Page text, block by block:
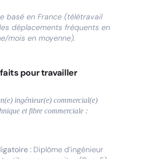
basé en France (télétravail
déplacements fréquents en
mois en moyenne).
pour travailler
ingénieur(e) commercial(e)
et fibre commerciale :
: Diplôme d’ingénieur